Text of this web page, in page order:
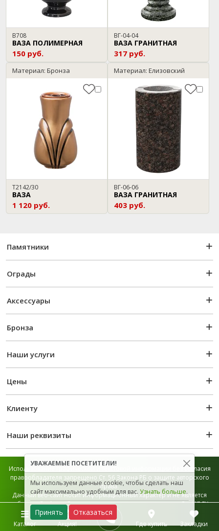
В708
ВАЗА ПОЛИМЕРНАЯ
150 руб.
ВГ-04-04
ВАЗА ГРАНИТНАЯ
317 руб.
Материал: Бронза
T2142/30
ВАЗА
1 120 руб.
Материал: Елизовский
ВГ-06-06
ВАЗА ГРАНИТНАЯ
403 руб.
Памятники
Ограды
Аксессуары
Бронза
Наши услуги
Цены
Клиенту
Наши реквизиты
Использование графической и текстовой информации без согласия
правообладателя запрещено Ст. 56 Закона РБ о защите авторского
права.
Данный веб-сайт носит информационный характер и не является
публичной офертой, которая определяется положением Ст. 407 ГК
РБ.
Карта сайта
Каталог Акция! Где купить Закладки
УВАЖАЕМЫЕ ПОСЕТИТЕЛИ!
Мы используем данные cookie, чтобы сделать наш
сайт максимально удобным для вас. Узнать больше.
Принять Отказаться